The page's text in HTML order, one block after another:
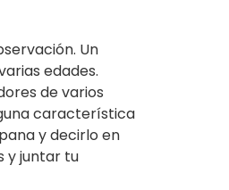
Un
edades.
de varios
característica
y decirlo en
y juntar tu